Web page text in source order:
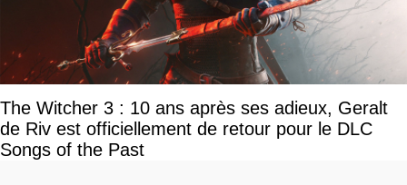
The Witcher 3 : 10 ans après ses adieux, Geralt
de Riv est officiellement de retour pour le DLC
Songs of the Past